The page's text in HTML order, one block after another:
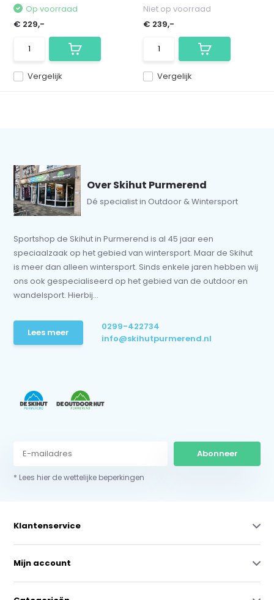
Vergelijk
Op voorraad
€ 229,-
Vergelijk
Niet op voorraad
€ 239,-
Over Skihut Purmerend
Dé specialist in Outdoor & Wintersport
Sportshop de Skihut in Purmerend is al 45 jaar een
speciaalzaak op het gebied van wintersport. Maar de Skihut
is meer dan alleen wintersport. Sinds enkele jaren hebben wij
ons ook gespecialiseerd op het gebied van de outdoor en
wandelsport. Hierbij...
Lees meer
0299-422734
info@skihutpurmerend.nl
Abonneer
* Lees hier de wettelijke beperkingen
Klantenservice
Mijn account